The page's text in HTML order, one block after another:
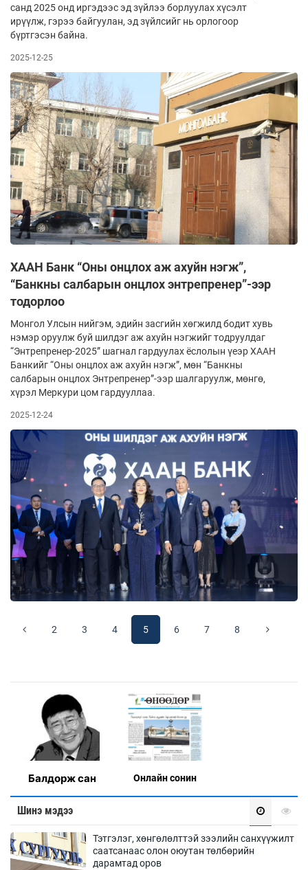
санд 2025 онд иргэдээс эд зүйлээ борлуулах хүсэлт
ирүүлж, гэрээ байгуулан, эд зүйлсийг нь орлогоор
бүртгэсэн байна.
2025-12-25
ХААН Банк “Оны онцлох аж ахуйн нэгж”,
“Банкны салбарын онцлох энтрепренер”-ээр
тодорлоо
Монгол Улсын нийгэм, эдийн засгийн хөгжилд бодит хувь
нэмэр оруулж буй шилдэг аж ахуйн нэгжийг тодруулдаг
“Энтрепренер-2025” шагнал гардуулах ёслолын үеэр ХААН
Банкийг “Оны онцлох аж ахуйн нэгж”, мөн “Банкны
салбарын онцлох Энтрепренер”-ээр шалгаруулж, мөнгө,
хүрэл Меркури цом гардууллаа.
2025-12-24
2 3 4 5 6 7 8
Балдорж сан Онлaйн сонин
Шинэ мэдээ
Тэтгэлэг, хөнгөлөлттэй зээлийн санхүүжилт
саатсанаас олон оюутан төлбөрийн
дарамтад оров